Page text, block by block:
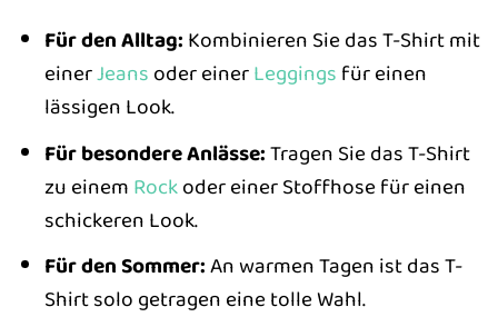
Für den Alltag: Kombinieren Sie das T-Shirt mit
einerJeans oder einerLeggings für einen
lässigen Look.
Für besondere Anlässe:Tragen Sie das T-Shirt
zu einem Rockoder einer Stoffhose für einen
schickeren Look.
Für den Sommer:An warmen Tagen ist das T-
Shirt solo getragen eine tolle Wahl.